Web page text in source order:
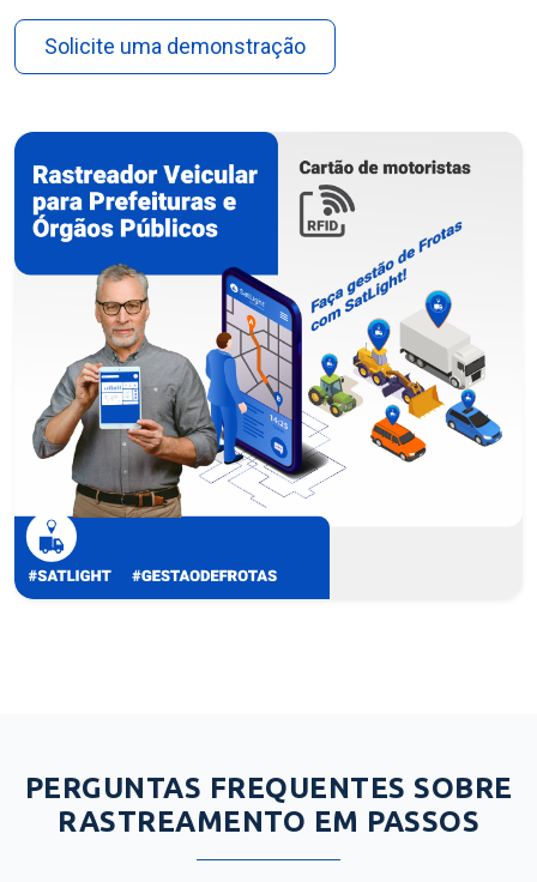
Solicite uma demonstração
PERGUNTAS FREQUENTES SOBRE
RASTREAMENTO EM PASSOS